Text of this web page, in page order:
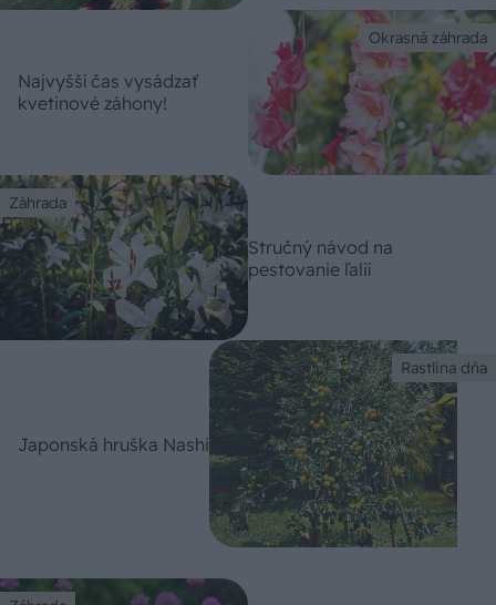
Okrasná záhrada
Najvyšší čas vysádzať
kvetinové záhony!
Záhrada
Stručný návod na
pestovanie ľalií
Rastlina dňa
Japonská hruška Nashi